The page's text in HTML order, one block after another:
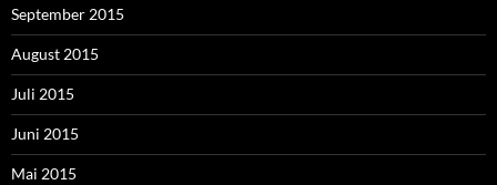
September 2015
August 2015
Juli 2015
Juni 2015
Mai 2015